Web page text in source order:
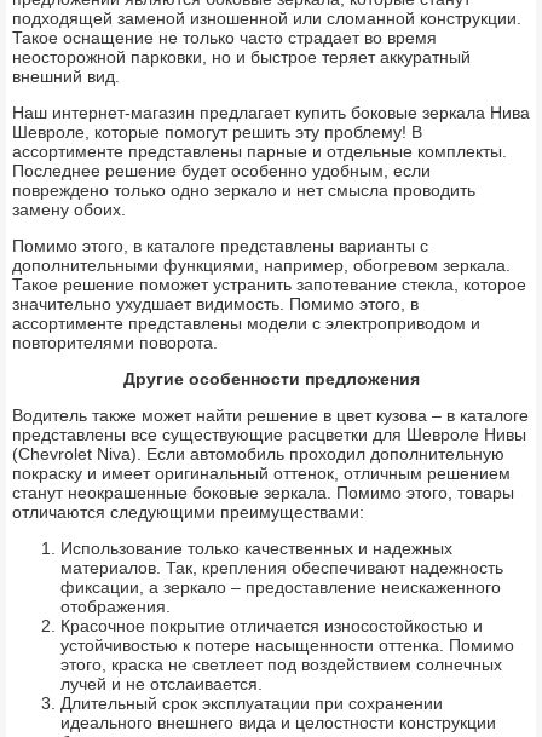
подходящей заменой изношенной или сломанной конструкции.
Такое оснащение не только часто страдает во время
неосторожной парковки, но и быстрое теряет аккуратный
внешний вид.
Наш интернет-магазин предлагает купить боковые зеркала Нива
Шевроле, которые помогут решить эту проблему! В
ассортименте представлены парные и отдельные комплекты.
Последнее решение будет особенно удобным, если
повреждено только одно зеркало и нет смысла проводить
замену обоих.
Помимо этого, в каталоге представлены варианты с
дополнительными функциями, например, обогревом зеркала.
Такое решение поможет устранить запотевание стекла, которое
значительно ухудшает видимость. Помимо этого, в
ассортименте представлены модели с электроприводом и
повторителями поворота.
Другие особенности предложения
Водитель также может найти решение в цвет кузова – в каталоге
представлены все существующие расцветки для Шевроле Нивы
(Chevrolet Niva). Если автомобиль проходил дополнительную
покраску и имеет оригинальный оттенок, отличным решением
станут неокрашенные боковые зеркала. Помимо этого, товары
отличаются следующими преимуществами:
Использование только качественных и надежных
материалов. Так, крепления обеспечивают надежность
фиксации, а зеркало – предоставление неискаженного
отображения.
Красочное покрытие отличается износостойкостью и
устойчивостью к потере насыщенности оттенка. Помимо
этого, краска не светлеет под воздействием солнечных
лучей и не отслаивается.
Длительный срок эксплуатации при сохранении
идеального внешнего вида и целостности конструкции